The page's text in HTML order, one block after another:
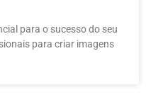
para o sucesso do seu
para criar imagens